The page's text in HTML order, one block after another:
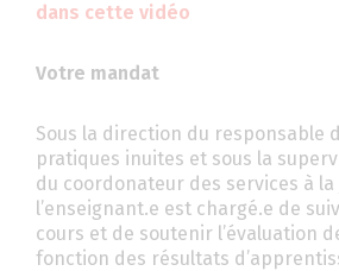
dans cette vidéo
Votre mandat
Sous la direction du responsable
pratiques inuites et sous la
du coordonateur des services à la
l’enseignant.e est chargé.e de
cours et de soutenir l’évaluation
fonction des résultats